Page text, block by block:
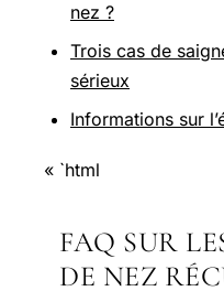
nez ?
Trois cas de
sérieux
Informations sur
« `html
FAQ SUR
DE NEZ